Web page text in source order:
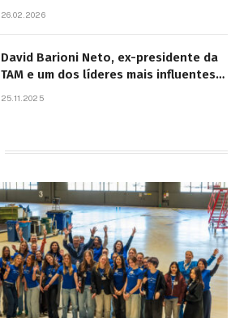
26.02.2026
David Barioni Neto, ex-presidente da
TAM e um dos líderes mais influentes
25.11.2025